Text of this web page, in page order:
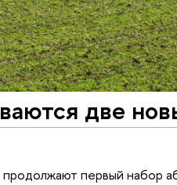
две
первый набор